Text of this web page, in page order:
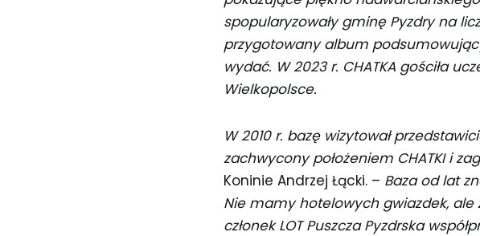
spopularyzowały gminę Pyzdry na
przygotowany album
wydać. W 2023 r. CHATKA gościła
Wielkopolsce.
W 2010 r. bazę wizytował
zachwycony położeniem CHATKI i
Koninie Andrzej Łącki. – Baza od lat
Nie mamy hotelowych gwiazdek,
członek LOT Puszcza Pyzdrska